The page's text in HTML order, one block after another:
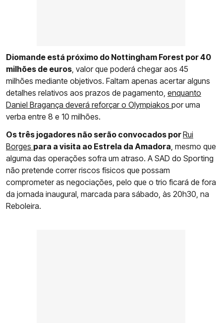
Diomande está próximo do Nottingham Forest por 40
milhões de euros , valor que poderá chegar aos 45
milhões mediante objetivos. Faltam apenas acertar alguns
detalhes relativos aos prazos de pagamento, enquanto
Daniel Bragança deverá reforçar o Olympiakos por uma
verba entre 8 e 10 milhões.
Os três jogadores não serão convocados porRui
Borges para a visita ao Estrela da Amadora , mesmo que
alguma das operações sofra um atraso. A SAD do Sporting
não pretende correr riscos físicos que possam
comprometer as negociações, pelo que o trio ficará de fora
da jornada inaugural, marcada para sábado, às 20h30, na
Reboleira.